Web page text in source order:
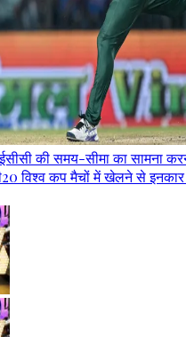
की समय-सीमा का सामना
विश्व कप मैचों में खेलने से इनकार